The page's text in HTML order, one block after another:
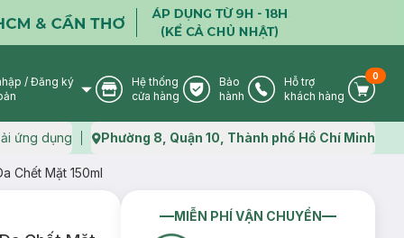
User Icon
/ Đăng ký
Store Icon
Hệ thống
cửa hàng
Warranty Icon
Bảo
hành
Phone Icon
Hỗ trợ
khách hàng
Cart
0
ứng dụng Map icon
Phường 8, Quận 10, Thành phố Hồ Chí Minh
Chết Mặt 150ml
MIỄN PHÍ VẬN CHUYỂN